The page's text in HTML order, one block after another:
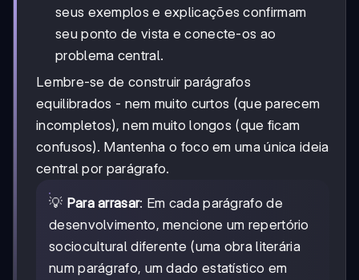
seus exemplos e explicações confirmam
seu ponto de vista e conecte-os ao
problema central.
Lembre-se de construir parágrafos
equilibrados - nem muito curtos (que parecem
incompletos), nem muito longos (que ficam
confusos). Mantenha o foco em uma única ideia
central por parágrafo.
💡 Para arrasar: Em cada parágrafo de
desenvolvimento, mencione um repertório
sociocultural diferente (uma obra literária
num parágrafo, um dado estatístico em